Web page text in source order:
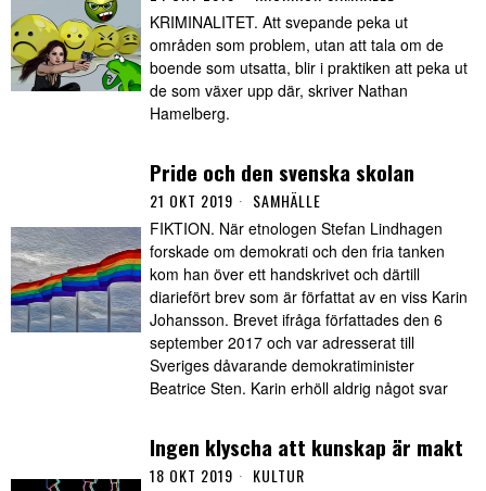
KRIMINALITET. Att svepande peka ut
områden som problem, utan att tala om de
boende som utsatta, blir i praktiken att peka ut
de som växer upp där, skriver Nathan
Hamelberg.
Pride och den svenska skolan
21 OKT 2019 SAMHÄLLE
FIKTION. När etnologen Stefan Lindhagen
forskade om demokrati och den fria tanken
kom han över ett handskrivet och därtill
diariefört brev som är författat av en viss Karin
Johansson. Brevet ifråga författades den 6
september 2017 och var adresserat till
Sveriges dåvarande demokratiminister
Beatrice Sten. Karin erhöll aldrig något svar
Ingen klyscha att kunskap är makt
18 OKT 2019 KULTUR